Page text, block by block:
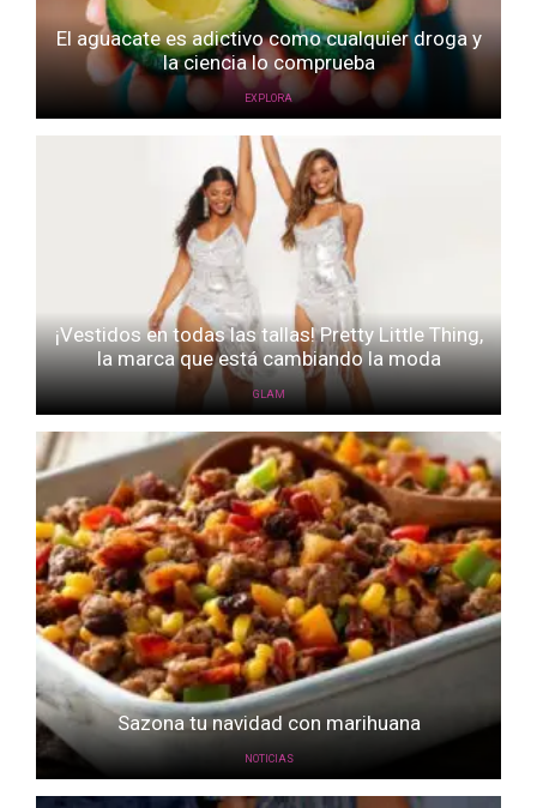
El aguacate es adictivo como cualquier droga y
la ciencia lo comprueba
EXPLORA
¡Vestidos en todas las tallas! Pretty Little Thing,
la marca que está cambiando la moda
GLAM
Sazona tu navidad con marihuana
NOTICIAS